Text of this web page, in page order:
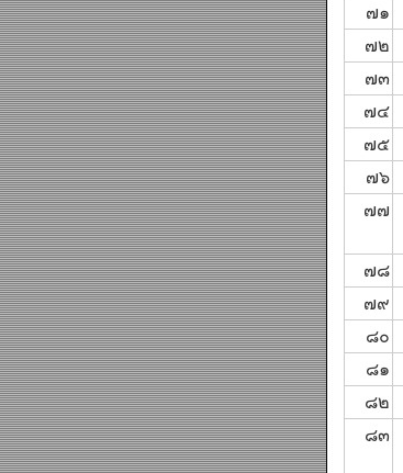
๗๑
๗๒
๗๓
๗๔
๗๕
๗๖
๗๗
๗๘
๗๙
๘๐
๘๑
๘๒
๘๓